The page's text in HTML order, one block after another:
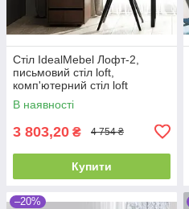
Стіл IdealMebel Лофт-2,
письмовий стіл loft,
комп'ютерний стіл loft
В наявності
3 803,20 ₴ 4 754 ₴
Купити
–20%